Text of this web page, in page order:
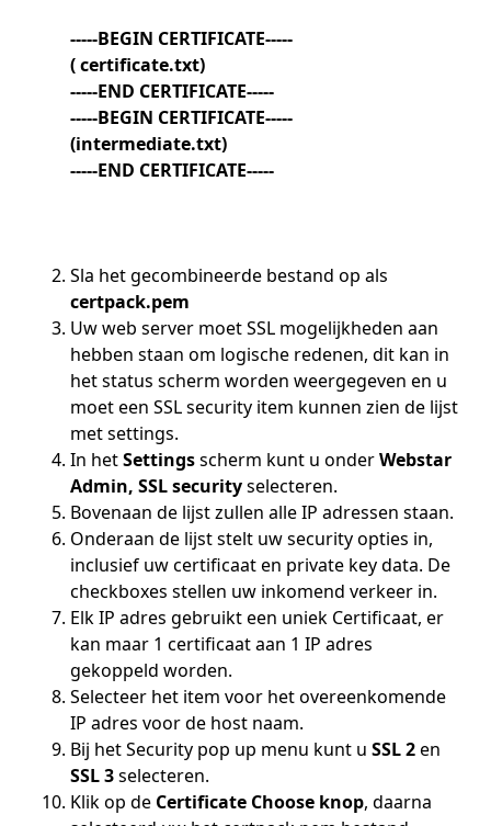
-----BEGIN CERTIFICATE-----
( certificate.txt)
-----END CERTIFICATE-----
-----BEGIN CERTIFICATE-----
(intermediate.txt)
-----END CERTIFICATE-----
Sla het gecombineerde bestand op als
certpack.pem
Uw web server moet SSL mogelijkheden aan
hebben staan om logische redenen, dit kan in
het status scherm worden weergegeven en u
moet een SSL security item kunnen zien de lijst
met settings.
In hetSettingsscherm kunt u onderWebstar
Admin, SSL securityselecteren.
Bovenaan de lijst zullen alle IP adressen staan.
Onderaan de lijst stelt uw security opties in,
inclusief uw certificaat en private key data. De
checkboxes stellen uw inkomend verkeer in.
Elk IP adres gebruikt een uniek Certificaat, er
kan maar 1 certificaat aan 1 IP adres
gekoppeld worden.
Selecteer het item voor het overeenkomende
IP adres voor de host naam.
Bij het Security pop up menu kunt u SSL 2en
SSL 3selecteren.
Klik op de Certificate Choose knop, daarna